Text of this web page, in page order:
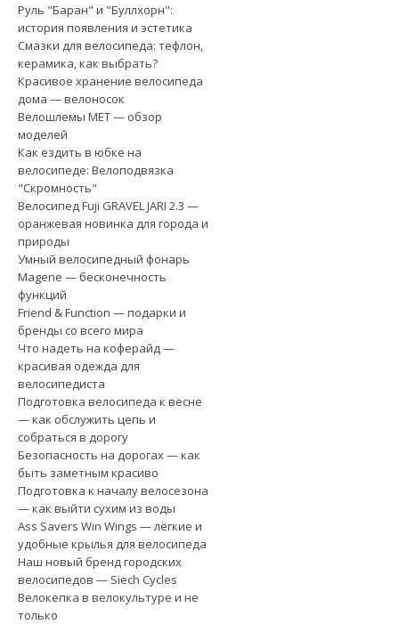
Руль "Баран" и "Буллхорн":
история появления и эстетика
Смазки для велосипеда: тефлон,
керамика, как выбрать?
Красивое хранение велосипеда
дома — велоносок
Велошлемы MET — обзор
моделей
Как ездить в юбке на
велосипеде: Велоподвязка
"Скромность"
Велосипед Fuji GRAVEL JARI 2.3 —
оранжевая новинка для города и
природы
Умный велосипедный фонарь
Magene — бесконечность
функций
Friend & Function — подарки и
бренды со всего мира
Что надеть на коферайд —
красивая одежда для
велосипедиста
Подготовка велосипеда к весне
— как обслужить цепь и
собраться в дорогу
Безопасность на дорогах — как
быть заметным красиво
Подготовка к началу велосезона
— как выйти сухим из воды
Ass Savers Win Wings — лёгкие и
удобные крылья для велосипеда
Наш новый бренд городских
велосипедов — Siech Cycles
Велокепка в велокультуре и не
только